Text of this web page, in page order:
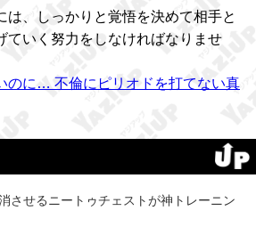
は、しっかりと覚悟を決めて相手と
ていく努力をしなければなりませ
のに… 不倫にピリオドを打てない真
させるニートゥチェストが神トレーニン